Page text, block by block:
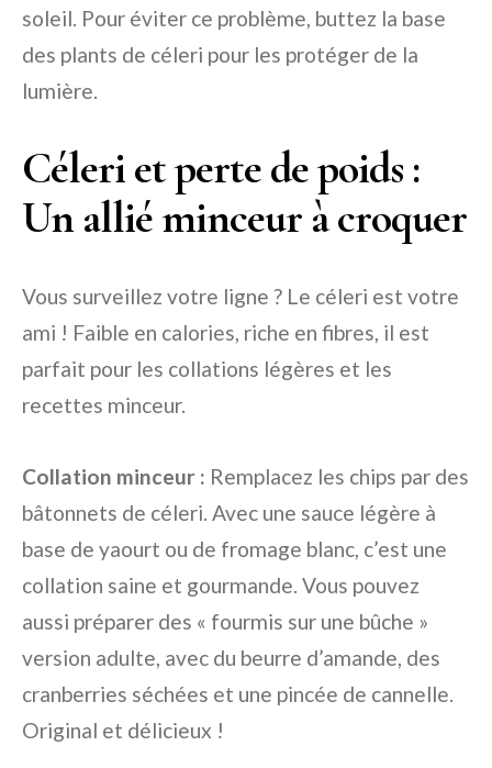
soleil. Pour éviter ce problème, buttez la base
des plants de céleri pour les protéger de la
lumière.
Céleri et perte de poids :
Un allié minceur à croquer
Vous surveillez votre ligne ? Le céleri est votre
ami ! Faible en calories, riche en fibres, il est
parfait pour les collations légères et les
recettes minceur.
Collation minceur : Remplacez les chips par des
bâtonnets de céleri. Avec une sauce légère à
base de yaourt ou de fromage blanc, c’est une
collation saine et gourmande. Vous pouvez
aussi préparer des « fourmis sur une bûche »
version adulte, avec du beurre d’amande, des
cranberries séchées et une pincée de cannelle.
Original et délicieux !